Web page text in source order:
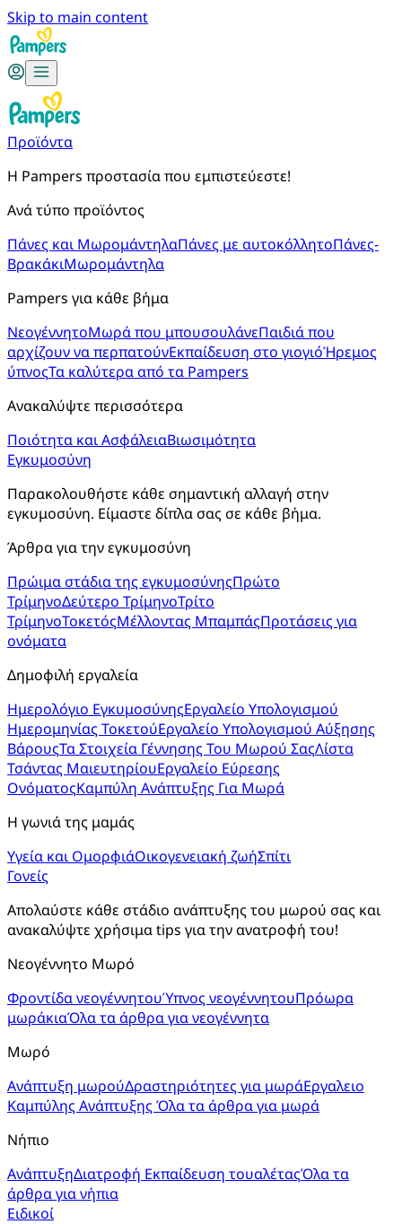
Skip to main content
Προϊόντα
Η Pampers προστασία που εμπιστεύεστε!
Ανά τύπο προϊόντος
Πάνες και ΜωρομάντηλαΠάνες με αυτοκόλλητοΠάνες-
ΒρακάκιΜωρομάντηλα
Pampers για κάθε βήμα
ΝεογέννητοΜωρά που μπουσουλάνεΠαιδιά που
αρχίζουν να περπατούνΕκπαίδευση στο γιογιόΉρεμος
ύπνοςΤα καλύτερα από τα Pampers
Ανακαλύψτε περισσότερα
Ποιότητα και ΑσφάλειαΒιωσιμότητα
Εγκυμοσύνη
Παρακολουθήστε κάθε σημαντική αλλαγή στην
εγκυμοσύνη. Είμαστε δίπλα σας σε κάθε βήμα.
Άρθρα για την εγκυμοσύνη
Πρώιμα στάδια της εγκυμοσύνηςΠρώτο
ΤρίμηνοΔεύτερο ΤρίμηνοΤρίτο
ΤρίμηνοΤοκετόςΜέλλοντας ΜπαμπάςΠροτάσεις για
ονόματα
Δημοφιλή εργαλεία
Ημερολόγιο ΕγκυμοσύνηςΕργαλείο Υπολογισμού
Ημερομηνίας ΤοκετούΕργαλείο Υπολογισμού Αύξησης
ΒάρουςΤα Στοιχεία Γέννησης Του Μωρού ΣαςΛίστα
Τσάντας ΜαιευτηρίουΕργαλείο Εύρεσης
ΟνόματοςΚαμπύλη Ανάπτυξης Για Μωρά
Η γωνιά της μαμάς
Υγεία και ΟμορφιάΟικογενειακή ζωήΣπίτι
Γονείς
Απολαύστε κάθε στάδιο ανάπτυξης του μωρού σας και
ανακαλύψτε χρήσιμα tips για την ανατροφή του!
Νεογέννητο Μωρό
Φροντίδα νεογέννητουΎπνος νεογέννητουΠρόωρα
μωράκιαΌλα τα άρθρα για νεογέννητα
Μωρό
Ανάπτυξη μωρούΔραστηριότητες για μωράΕργαλειο
Καμπύλης Ανάπτυξης Όλα τα άρθρα για μωρά
Νήπιο
ΑνάπτυξηΔιατροφή Εκπαίδευση τουαλέταςΌλα τα
άρθρα για νήπια
Ειδικοί